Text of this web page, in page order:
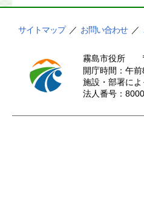
サイトマップ ／ お問い合わせ ／
霧島市役所
開庁時間：午
施設・部署によ
法人番号：